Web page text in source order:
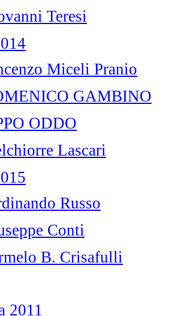
Teresi
Miceli Pranio
GAMBINO
ODDO
Lascari
Russo
Conti
B. Crisafulli
2011